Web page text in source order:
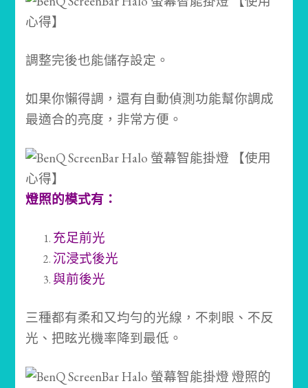
調整完後也能儲存設定。
如果你懶得調，還有自動偵測功能幫你調成
最適合的亮度，非常方便。
燈照的模式有：
充足前光
沉浸式後光
與前後光
三種都有柔和又均勻的光線，不刺眼、不反
光、把眩光機率降到最低。